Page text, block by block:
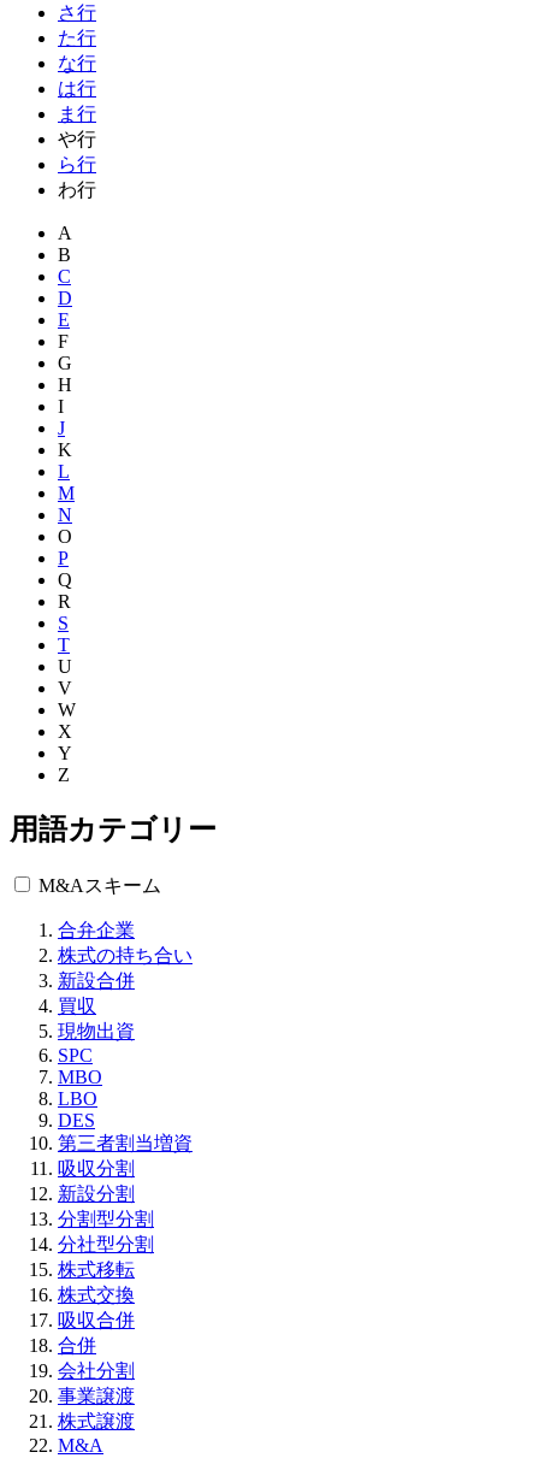
さ行
た行
な行
は行
ま行
や行
ら行
わ行
A
B
C
D
E
F
G
H
I
J
K
L
M
N
O
P
Q
R
S
T
U
V
W
X
Y
Z
用語カテゴリー
M&Aスキーム
合弁企業
株式の持ち合い
新設合併
買収
現物出資
SPC
MBO
LBO
DES
第三者割当増資
吸収分割
新設分割
分割型分割
分社型分割
株式移転
株式交換
吸収合併
合併
会社分割
事業譲渡
株式譲渡
M&A